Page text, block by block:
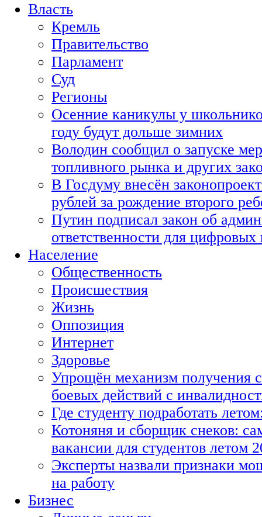
Власть
Кремль
Правительство
Парламент
Суд
Регионы
Осенние каникулы у
году будут дольше зимних
Володин сообщил о запуске
топливного рынка и других
В Госдуму внесён
рублей за рождение второго
Путин подписал закон об
ответственности для
Население
Общественность
Происшествия
Жизнь
Оппозиция
Интернет
Здоровье
Упрощён механизм получения
боевых действий с
Где студенту подработать
Котоняня и сборщик снеков:
вакансии для студентов летом
Эксперты назвали признаки
на работу
Бизнес